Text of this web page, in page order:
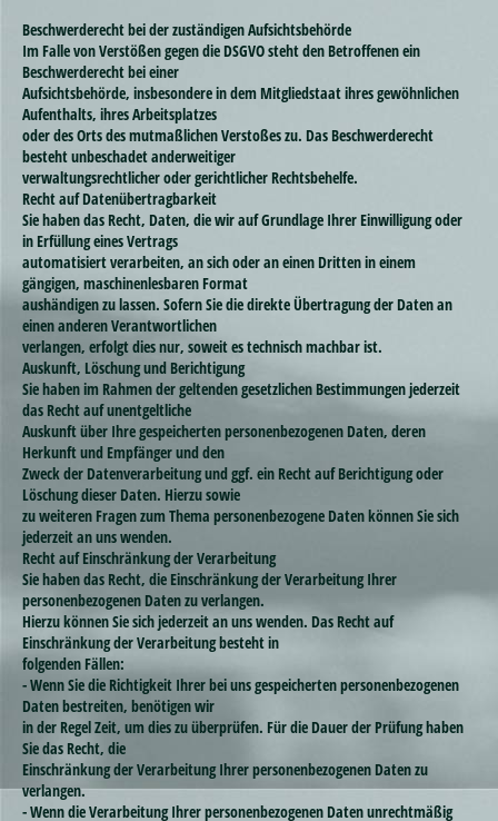
Beschwerderecht bei der zuständigen Aufsichtsbehörde
Im Falle von Verstößen gegen die DSGVO steht den Betroffenen ein
Beschwerderecht bei einer
Aufsichtsbehörde, insbesondere in dem Mitgliedstaat ihres gewöhnlichen
Aufenthalts, ihres Arbeitsplatzes
oder des Orts des mutmaßlichen Verstoßes zu. Das Beschwerderecht
besteht unbeschadet anderweitiger
verwaltungsrechtlicher oder gerichtlicher Rechtsbehelfe.
Recht auf Datenübertragbarkeit
Sie haben das Recht, Daten, die wir auf Grundlage Ihrer Einwilligung oder
in Erfüllung eines Vertrags
automatisiert verarbeiten, an sich oder an einen Dritten in einem
gängigen, maschinenlesbaren Format
aushändigen zu lassen. Sofern Sie die direkte Übertragung der Daten an
einen anderen Verantwortlichen
verlangen, erfolgt dies nur, soweit es technisch machbar ist.
Auskunft, Löschung und Berichtigung
Sie haben im Rahmen der geltenden gesetzlichen Bestimmungen jederzeit
das Recht auf unentgeltliche
Auskunft über Ihre gespeicherten personenbezogenen Daten, deren
Herkunft und Empfänger und den
Zweck der Datenverarbeitung und ggf. ein Recht auf Berichtigung oder
Löschung dieser Daten. Hierzu sowie
zu weiteren Fragen zum Thema personenbezogene Daten können Sie sich
jederzeit an uns wenden.
Recht auf Einschränkung der Verarbeitung
Sie haben das Recht, die Einschränkung der Verarbeitung Ihrer
personenbezogenen Daten zu verlangen.
Hierzu können Sie sich jederzeit an uns wenden. Das Recht auf
Einschränkung der Verarbeitung besteht in
folgenden Fällen:
- Wenn Sie die Richtigkeit Ihrer bei uns gespeicherten personenbezogenen
Daten bestreiten, benötigen wir
in der Regel Zeit, um dies zu überprüfen. Für die Dauer der Prüfung haben
Sie das Recht, die
Einschränkung der Verarbeitung Ihrer personenbezogenen Daten zu
verlangen.
- Wenn die Verarbeitung Ihrer personenbezogenen Daten unrechtmäßig